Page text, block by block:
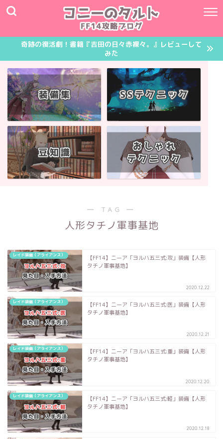
奇跡の復活劇！書籍『吉田の日々赤裸々。』レビューして
みた
― TAG ―
人形タチノ軍事基地
レイド装備（アライアンス）
【FF14】ニーア「ヨルハ五三式:攻」装備【人形
タチノ軍事基地】
2020.12.22
レイド装備（アライアンス）
【FF14】ニーア「ヨルハ五三式:医」装備【人形
タチノ軍事基地】
2020.12.21
レイド装備（アライアンス）
【FF14】ニーア「ヨルハ五三式:重」装備【人形
タチノ軍事基地】
2020.12.20
レイド装備（アライアンス）
【FF14】ニーア「ヨルハ五三式:軽」装備【人形
タチノ軍事基地】
2020.12.18